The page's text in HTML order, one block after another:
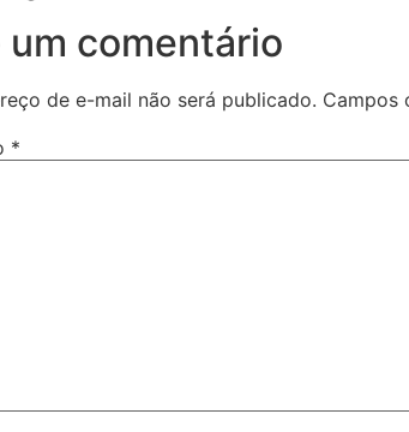
um comentário
de e-mail não será publicado. Campos
*